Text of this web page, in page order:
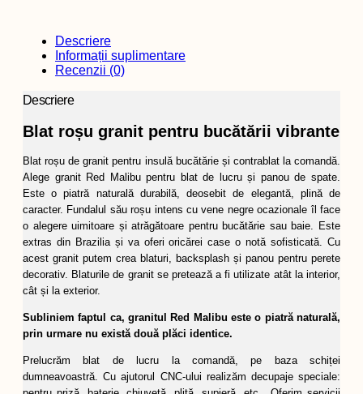
Descriere
Informații suplimentare
Recenzii (0)
Descriere
Blat roșu granit pentru bucătării vibrante
Blat roșu de granit pentru insulă bucătărie și contrablat la comandă.
Alege granit Red Malibu pentru blat de lucru și panou de spate.
Este o piatră naturală durabilă, deosebit de elegantă, plină de
caracter. Fundalul său roșu intens cu vene negre ocazionale îl face
o alegere uimitoare și atrăgătoare pentru bucătărie sau baie. Este
extras din Brazilia și va oferi oricărei case o notă sofisticată. Cu
acest granit putem crea blaturi, backsplash și panou pentru perete
decorativ. Blaturile de granit se pretează a fi utilizate atât la interior,
cât și la exterior.
Subliniem faptul ca, granitul Red Malibu este o piatră naturală,
prin urmare nu există două plăci identice.
Prelucrăm blat de lucru la comandă, pe baza schiței
dumneavoastră. Cu ajutorul CNC-ului realizăm decupaje speciale: